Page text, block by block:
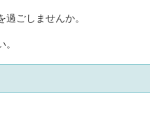
ごしませんか。